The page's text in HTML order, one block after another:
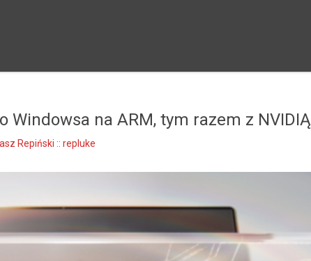
na ARM, tym razem z NVIDIĄ
Repiński :: repluke